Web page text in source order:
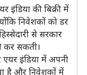
इंडिया की बिक्री में
निवेशकों को डर
से सरकार
सकती।
इंडिया में अपनी
है और निवेशकों में